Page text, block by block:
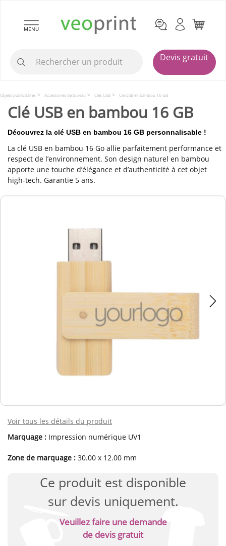
MENU
Devis gratuit
Objets publicitaires Accessoires de bureau Clés USB Clé USB en bambou 16 GB
Clé USB en bambou 16 GB
Découvrez la clé USB en bambou 16 GB personnalisable !
La clé USB en bambou 16 Go allie parfaitement performance et
respect de l’environnement. Son design naturel en bambou
apporte une touche d’élégance et d’authenticité à cet objet
high-tech. Garantie 5 ans.
Voir tous les détails du produit
Marquage : Impression numérique UV1
Zone de marquage : 30.00 x 12.00 mm
Ce produit est disponible
sur devis uniquement.
Veuillez faire une demande
de devis gratuit